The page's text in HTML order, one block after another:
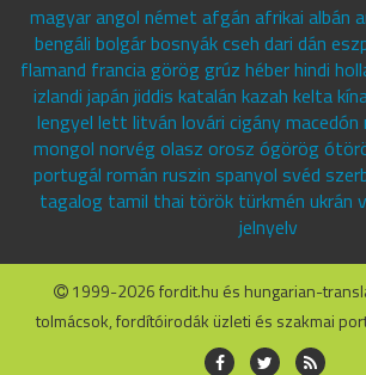
magyar angol német afgán afrikai albán
bengáli bolgár bosnyák cseh dari dán
flamand francia görög grúz héber hindi
izlandi japán jiddis katalán kazah kelta
lengyel lett litván lovári cigány macedón
mongol norvég olasz orosz ógörög
portugál román ruszin spanyol svéd
tagalog tamil thai török türkmén ukrán
jelnyelv
1999-2026 fordit.hu és hungarian-
tolmácsok, fordítóirodák üzleti és szakmai